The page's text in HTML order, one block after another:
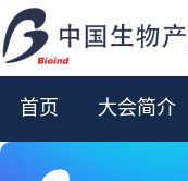
首页 大会简介